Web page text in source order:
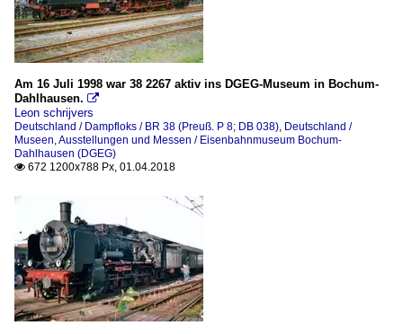
Am 16 Juli 1998 war 38 2267 aktiv ins DGEG-Museum in Bochum-
Dahlhausen. 
Leon schrijvers
Deutschland / Dampfloks / BR 38 (Preuß. P 8; DB 038) Deutschland /
Museen, Ausstellungen und Messen / Eisenbahnmuseum Bochum-
Dahlhausen (DGEG)
 672 1200x788 Px, 01.04.2018